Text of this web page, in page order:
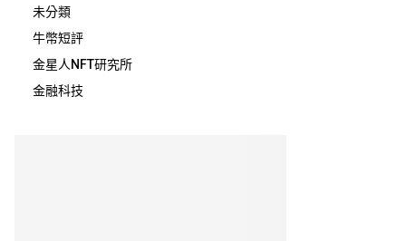
未分類
牛幣短評
金星人NFT研究所
金融科技